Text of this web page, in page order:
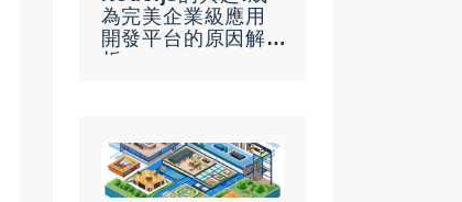
為完美企業級應用
開發平台的原因解
析